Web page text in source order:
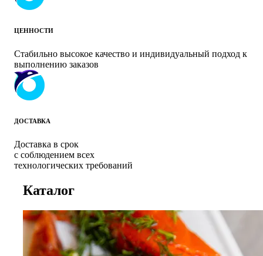
ЦЕННОСТИ
Стабильно высокое качество и индивидуальный подход к
выполнению заказов
ДОСТАВКА
Доставка в срок
с соблюдением всех
технологических требований
Каталог